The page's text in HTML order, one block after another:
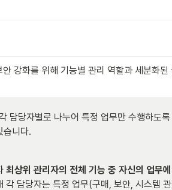
강화를 위해 기능별 관리 역할과 세분화된
담당자별로 나누어 특정 업무만 수행하도록
습니다.
최상위 관리자의 전체 기능 중 자신의 업무에
각 담당자는 특정 업무(구매, 보안, 시스템